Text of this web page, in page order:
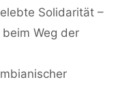
Solidarität –
Weg der